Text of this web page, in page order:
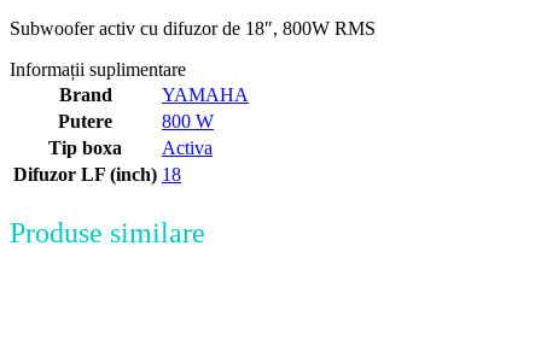
Subwoofer activ cu difuzor de 18″, 800W RMS
Informații suplimentare
Brand
YAMAHA
Putere
800 W
Tip boxa
Activa
Difuzor LF (inch) 18
Produse similare